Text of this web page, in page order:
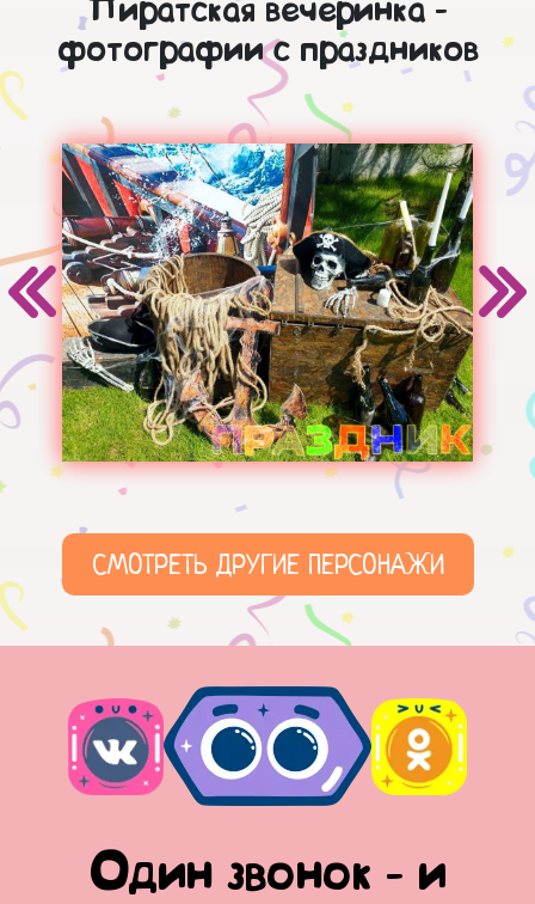
Пиратская вечеринка -
фотографии с праздников
СМОТРЕТЬ ДРУГИЕ ПЕРСОНАЖИ
Один звонок - и